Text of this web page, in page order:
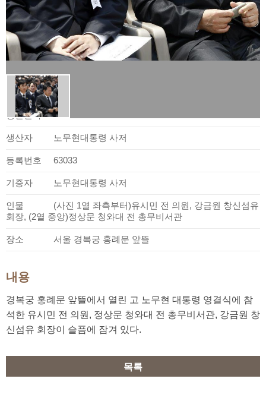
사료정보
생산일자 2009.05.29.
생산자 노무현대통령 사저
등록번호 63033
기증자 노무현대통령 사저
인물
(사진 1열 좌측부터)유시민 전 의원, 강금원 창신섬유
회장, (2열 중앙)정상문 청와대 전 총무비서관
장소 서울 경복궁 홍례문 앞뜰
내용
경복궁 홍례문 앞뜰에서 열린 고 노무현 대통령 영결식에 참
석한 유시민 전 의원, 정상문 청와대 전 총무비서관, 강금원 창
신섬유 회장이 슬픔에 잠겨 있다.
목록